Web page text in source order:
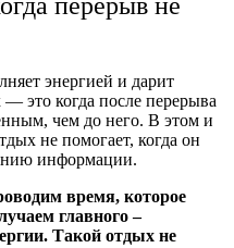
энергией и дарит
это когда после перерыва
чем до него. В этом и
не помогает, когда он
информации.
время, которое
главного –
Такой отдых не